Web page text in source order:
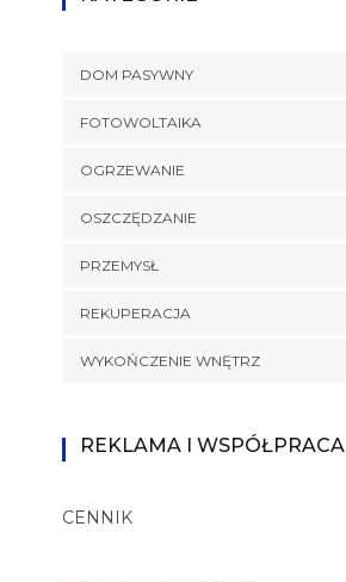
DOM PASYWNY
FOTOWOLTAIKA
OGRZEWANIE
OSZCZĘDZANIE
PRZEMYSŁ
REKUPERACJA
WYKOŃCZENIE WNĘTRZ
REKLAMA I WSPÓŁPRACA
CENNIK